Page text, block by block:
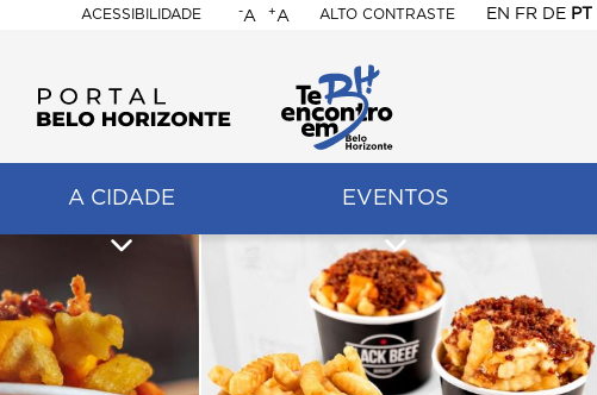
ACESSIBILIDADE
BELO
HORIZONTE
-A +A ALTO CONTRASTE EN FR DE PT
A CIDADE EVENTOS